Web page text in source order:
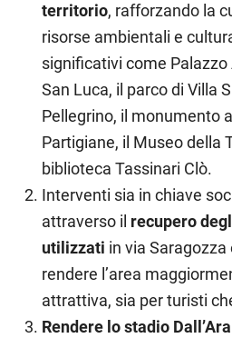
territorio, rafforzando la
risorse ambientali e
significativi come
San Luca, il parco di Villa
Pellegrino, il monumento
Partigiane, il Museo della
biblioteca Tassinari Clò.
Interventi sia in chiave
attraverso il recupero
utilizzati in via
rendere l’area
attrattiva, sia per turisti
Rendere lo stadio